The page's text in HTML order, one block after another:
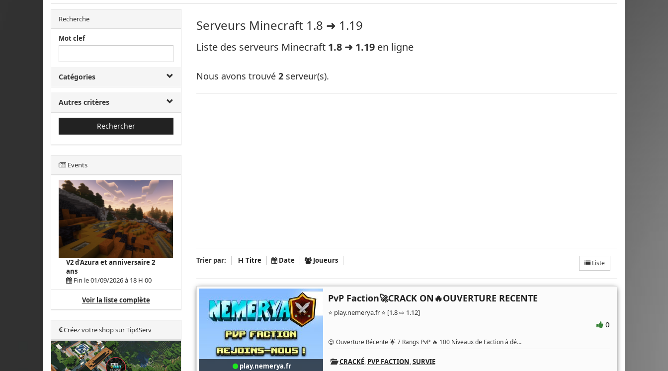
Recherche
Mot clef
Catégories
Autres critères
Rechercher
Events
V2 d'Azura et anniversaire 2
ans
Fin le 01/09/2026 à 18 H 00
Voir la liste complète
Créez votre shop sur Tip4Serv
Serveurs Minecraft 1.8 ➜ 1.19
Liste des serveurs Minecraft 1.8 ➜ 1.19en ligne
Nous avons trouvé 2serveur(s).
Trier par: Titre Date Joueurs Liste
play.nemerya.fr
PvP Faction🚀CRACK ON🔥OUVERTURE RECENTE
⭐ play.nemerya.fr ⭐ [1.8 ⇨ 1.12]
0
😍 Ouverture Récente 🌟 7 Rangs PvP 🔥 100 Niveaux de Faction à dé...
CRACKÉ, PVP FACTION,SURVIE